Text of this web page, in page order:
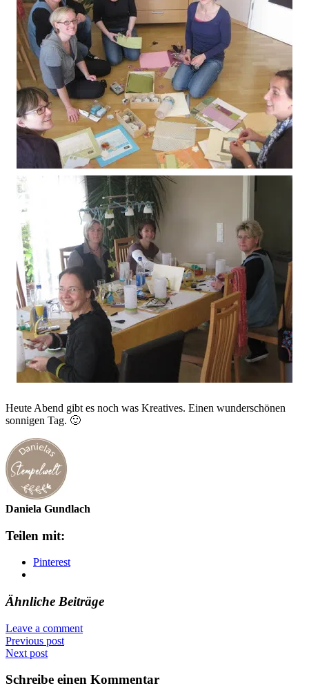
Heute Abend gibt es noch was Kreatives. Einen wunderschönen
sonnigen Tag. 🙂
Daniela Gundlach
Teilen mit:
Pinterest
Ähnliche Beiträge
Leave a comment
Previous post
Next post
Schreibe einen Kommentar